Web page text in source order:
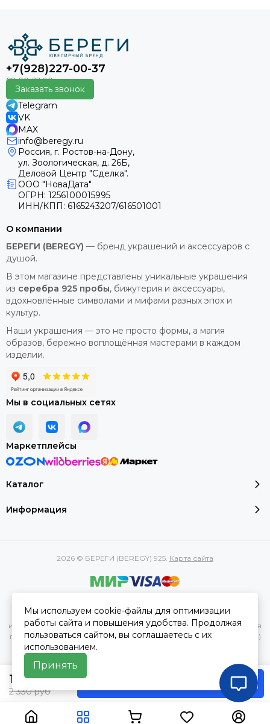
1 380 руб
2 330 руб
+7(928)227-00-37
Заказать звонок
Telegram
VK
MAX
info@beregy.ru
Россия, г. Ростов-на-Дону,
ул. Зоологическая, д. 26Б,
Деловой Центр "Сделка".
ООО "НоваДата"
ОГРН: 1256100015995
ИНН/КПП: 6165243207/616501001
Каталог
Информация
О компании
БЕРЕГИ (BEREGY) — бренд украшений и аксессуаров с
душой.
В этом магазине представлены уникальные украшения
из серебра 925 пробы, бижутерия и аксессуары,
вдохновлённые символами и мифами разных эпох и
культур.
Наши украшения — это не просто формы, а магия
образов, бережно воплощённая мастерами в каждом
изделии.
Мы в социальных сетях
Маркетплейсы
2026 © БЕРЕГИ (BEREGY) 925. Карта сайта
характеристик, стоимости товаров и услуг, носит
информационный характер и ни при каких условиях не является
публичной офертой, определяемой положениями Статьи 437(2)
Гражданского кодекса РФ.
Мы используем cookie-файлы для оптимизации
работы сайта и повышения удобства. Продолжая
пользоваться сайтом, вы соглашаетесь с их
использованием.
Принять